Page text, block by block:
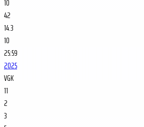
10
42
14.3
10
25:59
2025
VGK
11
2
3